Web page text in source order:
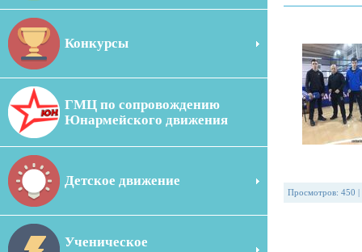
Конкурсы
ГМЦ по сопровождению
Юнармейского движения
Детское движение
Ученическое
Просмотров: 450